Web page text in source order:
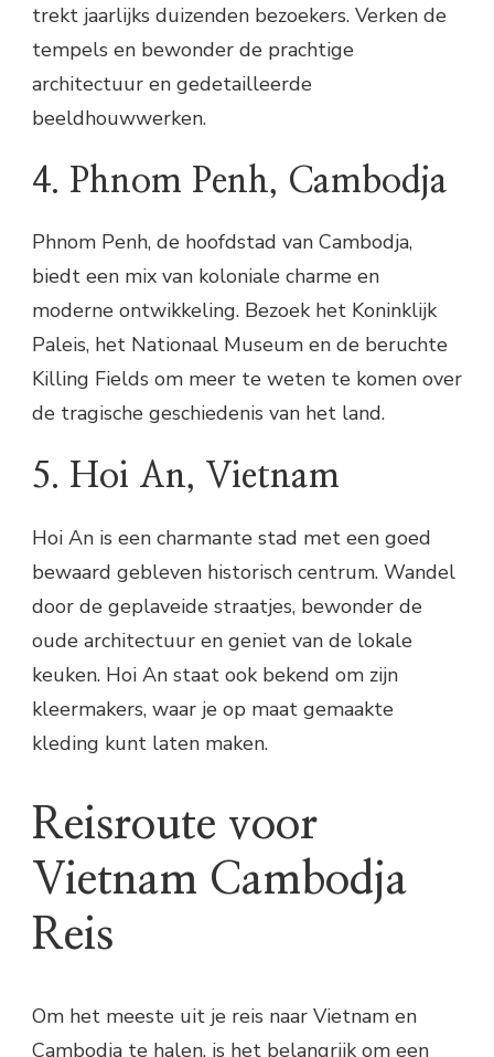
trekt jaarlijks duizenden bezoekers. Verken de
tempels en bewonder de prachtige
architectuur en gedetailleerde
beeldhouwwerken.
4. Phnom Penh, Cambodja
Phnom Penh, de hoofdstad van Cambodja,
biedt een mix van koloniale charme en
moderne ontwikkeling. Bezoek het Koninklijk
Paleis, het Nationaal Museum en de beruchte
Killing Fields om meer te weten te komen over
de tragische geschiedenis van het land.
5. Hoi An, Vietnam
Hoi An is een charmante stad met een goed
bewaard gebleven historisch centrum. Wandel
door de geplaveide straatjes, bewonder de
oude architectuur en geniet van de lokale
keuken. Hoi An staat ook bekend om zijn
kleermakers, waar je op maat gemaakte
kleding kunt laten maken.
Reisroute voor
Vietnam Cambodja
Reis
Om het meeste uit je reis naar Vietnam en
Cambodja te halen, is het belangrijk om een